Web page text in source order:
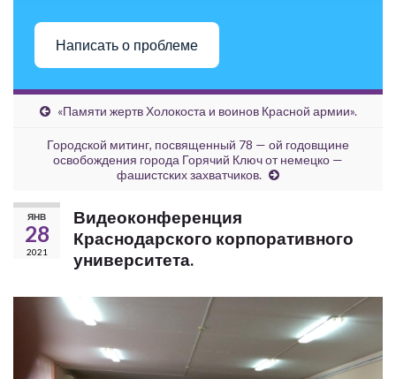
Написать о проблеме
«Памяти жертв Холокоста и воинов Красной армии».
Городской митинг, посвященный 78 — ой годовщине
освобождения города Горячий Ключ от немецко —
фашистских захватчиков.
ЯНВ
28
2021
Видеоконференция
Краснодарского корпоративного
университета.